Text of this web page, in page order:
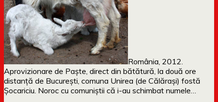
România, 2012.
Aprovizionare de Paște, direct din bătătură, la două ore
distanță de București, comuna Unirea (de Călărași) fostă
Șocariciu. Noroc cu comuniștii că i-au schimbat numele…